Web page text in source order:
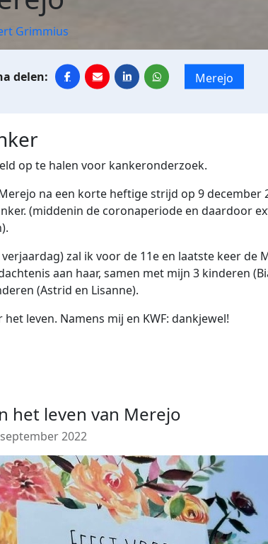
Grimmius
Merejo
op te halen voor kankeronderzoek.
na een korte heftige strijd op 9 december
(middenin de coronaperiode en daardoor
zal ik voor de 11e en laatste keer de
aan haar, samen met mijn 3 kinderen
(Astrid en Lisanne).
leven. Namens mij en KWF: dankjewel!
het leven van Merejo
2022